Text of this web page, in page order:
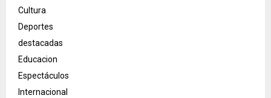
Cultura
Deportes
destacadas
Educacion
Espectáculos
Internacional